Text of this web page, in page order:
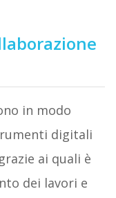
in modo
digitali
ai quali è
dei lavori e